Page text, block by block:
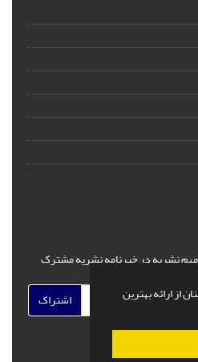
از ارائه بهترین
مهم نشریه در خبرنامه نشریه مشترک
اشتراک